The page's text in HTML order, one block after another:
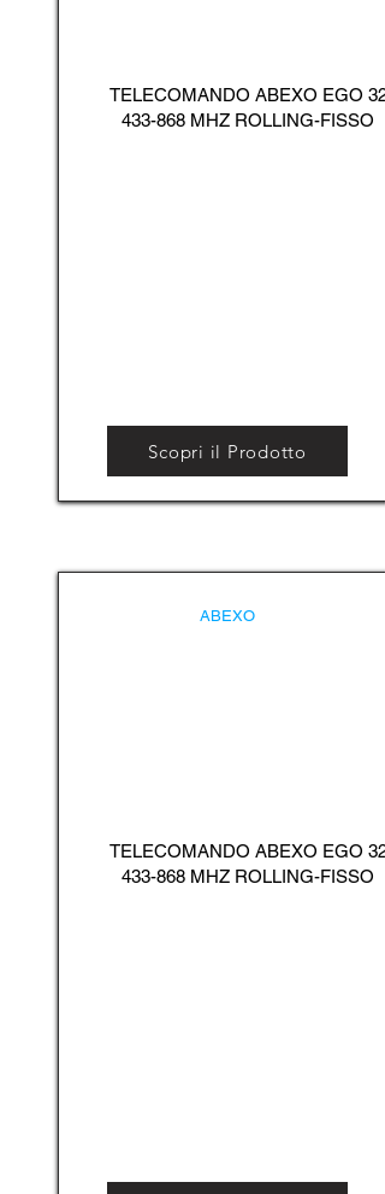
TELECOMANDO ABEXO EGO 32
433-868 MHZ ROLLING-FISSO
Scopri il Prodotto
ABEXO
TELECOMANDO ABEXO EGO 32
433-868 MHZ ROLLING-FISSO